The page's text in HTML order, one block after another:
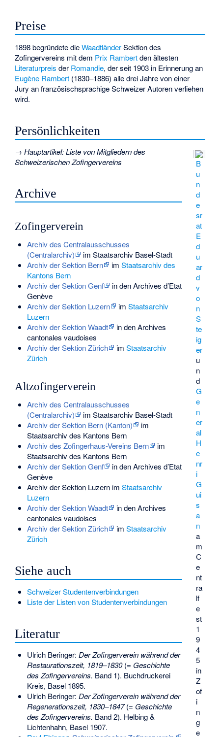
Preise
1898 begründete dieWaadtländerSektion des
Zofingervereins mit dem Prix Rambertden ältesten
Literaturpreis der Romandie, der seit 1903 in Erinnerung an
Eugène Rambert (1830–1886) alle drei Jahre von einer
Jury an französischsprachige Schweizer Autoren verliehen
wird.
Persönlichkeiten
B
u
n
d
e
sr
at
E
d
u
ar
d
v
o
n
S
te
ig
er
u
n
d
G
e
n
er
al
H
e
nr
i
G
ui
s
a
n
a
m
C
e
nt
ra
lf
e
st
1
9
4
5
in
Z
of
i
n
g
e
→Hauptartikel:Liste von Mitgliedern des
Schweizerischen Zofingervereins
Archive
Zofingerverein
Archiv des Centralausschusses
(Centralarchiv)
im Staatsarchiv Basel-Stadt
Archiv der Sektion Bern
im Staatsarchiv des
Kantons Bern
Archiv der Sektion Genf
in den Archives d’Etat
Genève
Archiv der Sektion Luzern
im Staatsarchiv
Luzern
Archiv der Sektion Waadt
in den Archives
cantonales vaudoises
Archiv der Sektion Zürich
im Staatsarchiv
Zürich
Altzofingerverein
Archiv des Centralausschusses
(Centralarchiv)
im Staatsarchiv Basel-Stadt
Archiv der Sektion Bern (Kanton)
im
Staatsarchiv des Kantons Bern
Archiv des Zofingerhaus-Vereins Bern
im
Staatsarchiv des Kantons Bern
Archiv der Sektion Genf
in den Archives d’Etat
Genève
Archiv der Sektion Luzern im Staatsarchiv
Luzern
Archiv der Sektion Waadt
in den Archives
cantonales vaudoises
Archiv der Sektion Zürich
im Staatsarchiv
Zürich
Siehe auch
Schweizer Studentenverbindungen
Liste der Listen von Studentenverbindungen
Literatur
Ulrich Beringer: Der Zofingerverein während der
Restaurationszeit, 1819–1830(= Geschichte
des Zofingervereins. Band 1). Buchdruckerei
Kreis, Basel 1895.
Ulrich Beringer: Der Zofingerverein während der
Regenerationszeit, 1830–1847(= Geschichte
des Zofingervereins. Band 2). Helbing &
Lichtenhahn, Basel 1907.